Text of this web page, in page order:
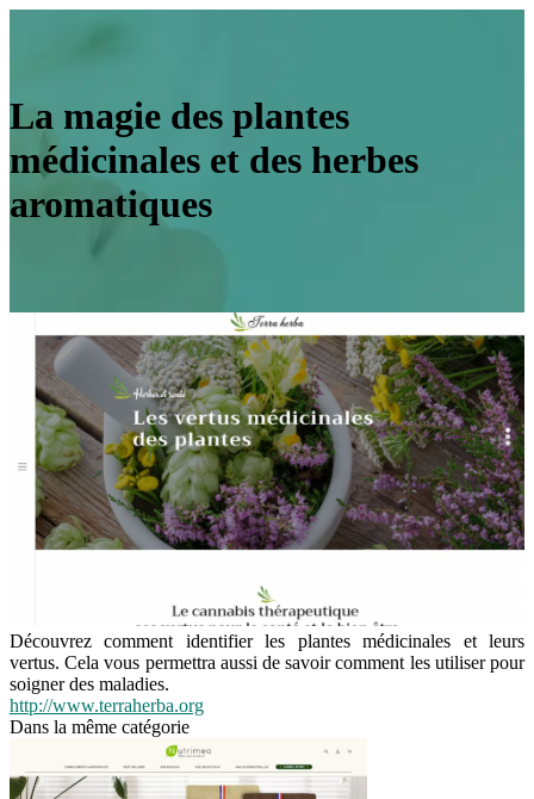
La magie des plantes
médicinales et des herbes
aromatiques
Découvrez comment identifier les plantes médicinales et leurs
vertus. Cela vous permettra aussi de savoir comment les utiliser pour
soigner des maladies.
http://www.terraherba.org
Dans la même catégorie